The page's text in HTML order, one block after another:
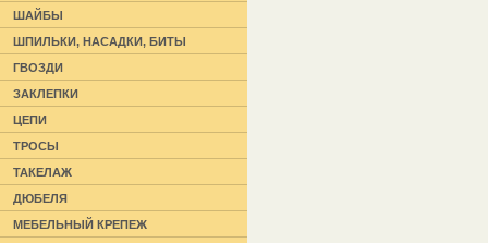
ШАЙБЫ
ШПИЛЬКИ, НАСАДКИ, БИТЫ
ГВОЗДИ
ЗАКЛЕПКИ
ЦЕПИ
ТРОСЫ
ТАКЕЛАЖ
ДЮБЕЛЯ
МЕБЕЛЬНЫЙ КРЕПЕЖ